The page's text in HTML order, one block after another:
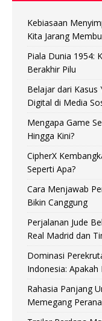
Kebiasaan
Kita Jarang
Piala Dunia 1954:
Berakhir Pilu
Belajar dari Kasus
Digital di Media
Mengapa Game
Hingga Kini?
CipherX
Seperti Apa?
Cara Menjawab
Bikin Canggung
Perjalanan Jude
Real Madrid dan
Dominasi
Indonesia:
Rahasia Panjang
Memegang